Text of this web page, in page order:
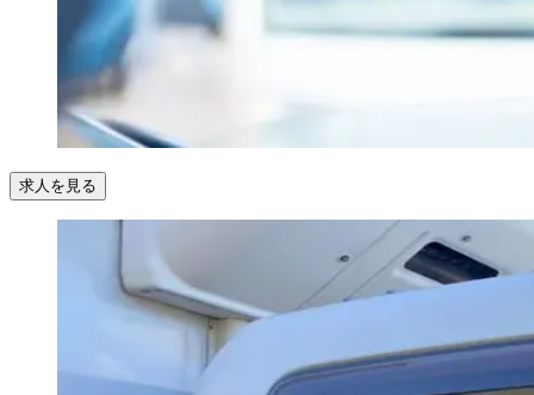
求人を見る